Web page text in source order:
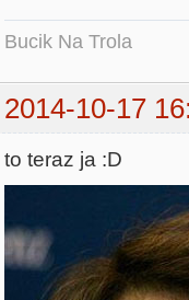
Bucik Na Trola
2014-10-17
to teraz ja :D